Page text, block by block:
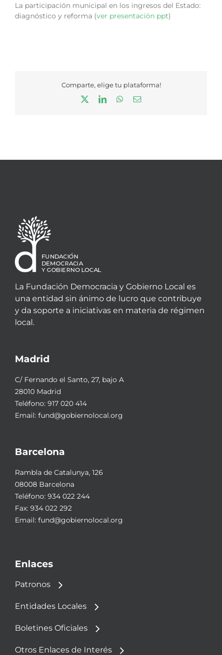
La participación municipal en los ingresos del Estado:
diagnóstico y reforma (ver presentación ppt)
Comparte, elige tu plataforma!
LinkedInWhatsApp
Correo
La Fundación Democracia y Gobierno Local es
una entidad sin ánimo de lucro que contribuye
y da soporte a iniciativas en materia de régimen
local.
Madrid
C/ Fernando el Santo, 27, bajo A
28010 Madrid
Teléfono: 917 020 414
Email: fund@gobiernolocal.org
Barcelona
Rambla de Catalunya, 126
08008 Barcelona
Teléfono: 934 022 244
Fax: 934 022 292
Email: fund@gobiernolocal.org
Enlaces
Patronos
Entidades Locales
Boletines Oficiales
Otros Enlaces de Interés